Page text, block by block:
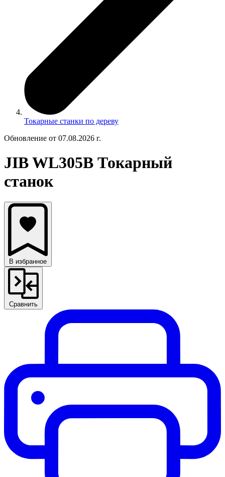
Токарные станки по дереву
Обновление от 07.08.2026 г.
JIB WL305B Токарный
станок
В избранное
Сравнить